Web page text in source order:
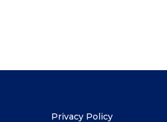
Privacy Policy